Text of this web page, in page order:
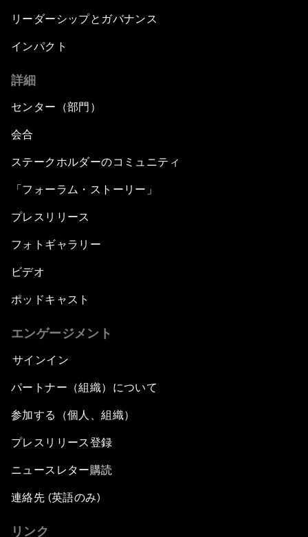
リーダーシップとガバナンス
インパクト
詳細
センター（部門）
会合
ステークホルダーのコミュニティ
「フォーラム・ストーリー」
プレスリリース
フォトギャラリー
ビデオ
ポッドキャスト
エンゲージメント
サインイン
パートナー（組織）について
参加する（個人、組織）
プレスリリース登録
ニュースレター購読
連絡先 (英語のみ)
リンク